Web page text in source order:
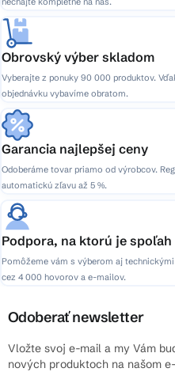
Obrovský výber skladom
Vyberajte z ponuky 90 000 produktov.
objednávku vybavíme obratom.
Garancia najlepšej ceny
Odoberáme tovar priamo od výrobcov.
automatickú zľavu až 5 %.
Podpora, na ktorú je spoľah
Pomôžeme vám s výberom aj
cez 4 000 hovorov a e-mailov.
Odoberať newsletter
Vložte svoj e-mail a my Vám
nových produktoch na našom